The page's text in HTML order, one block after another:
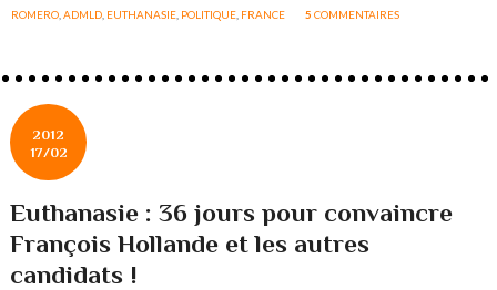
ROMERO ,ADMLD EUTHANASIE POLITIQUE FRANCE 5 COMMENTAIRES
2012
17/02
Euthanasie : 36 jours pour convaincre
François Hollande et les autres
candidats !